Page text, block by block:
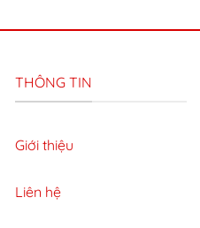
THÔNG TIN
Giới thiệu
Liên hệ